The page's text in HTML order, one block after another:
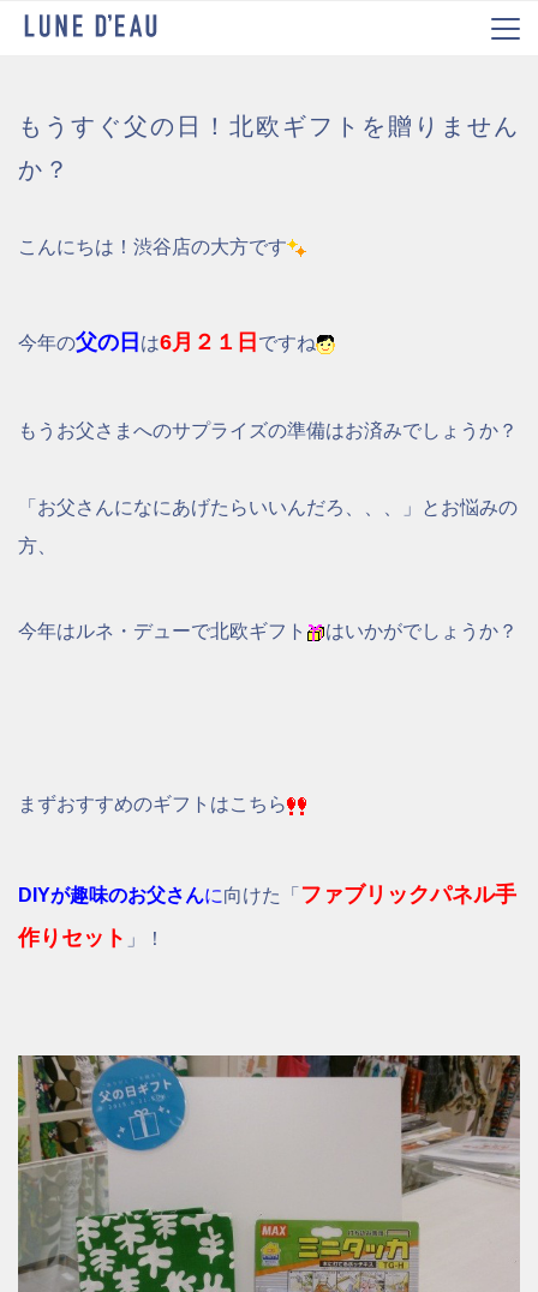
もうすぐ父の日！北欧ギフトを贈りません
か？
こんにちは！渋谷店の大方です
今年の父の日 は6月２１日 ですね
もうお父さまへのサプライズの準備はお済みでしょうか？
「お父さんになにあげたらいいんだろ、、、」とお悩みの
方、
今年はルネ・デューで北欧ギフト はいかがでしょうか？
まずおすすめのギフトはこちら
DIYが趣味のお父さんに向けた「 ファブリックパネル手
作りセット 」！